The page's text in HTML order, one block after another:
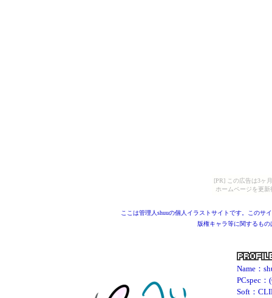
[PR] この広告は3ヶ
ホームページを更
ここは管理人shuuの個人イラストサイトです。この
版権キャラ等に関するも
Name：
PCspec
Soft：